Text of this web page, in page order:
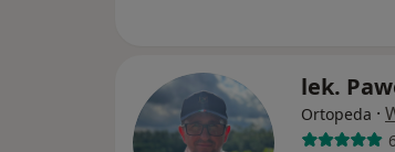
lek.
Ortopeda ·